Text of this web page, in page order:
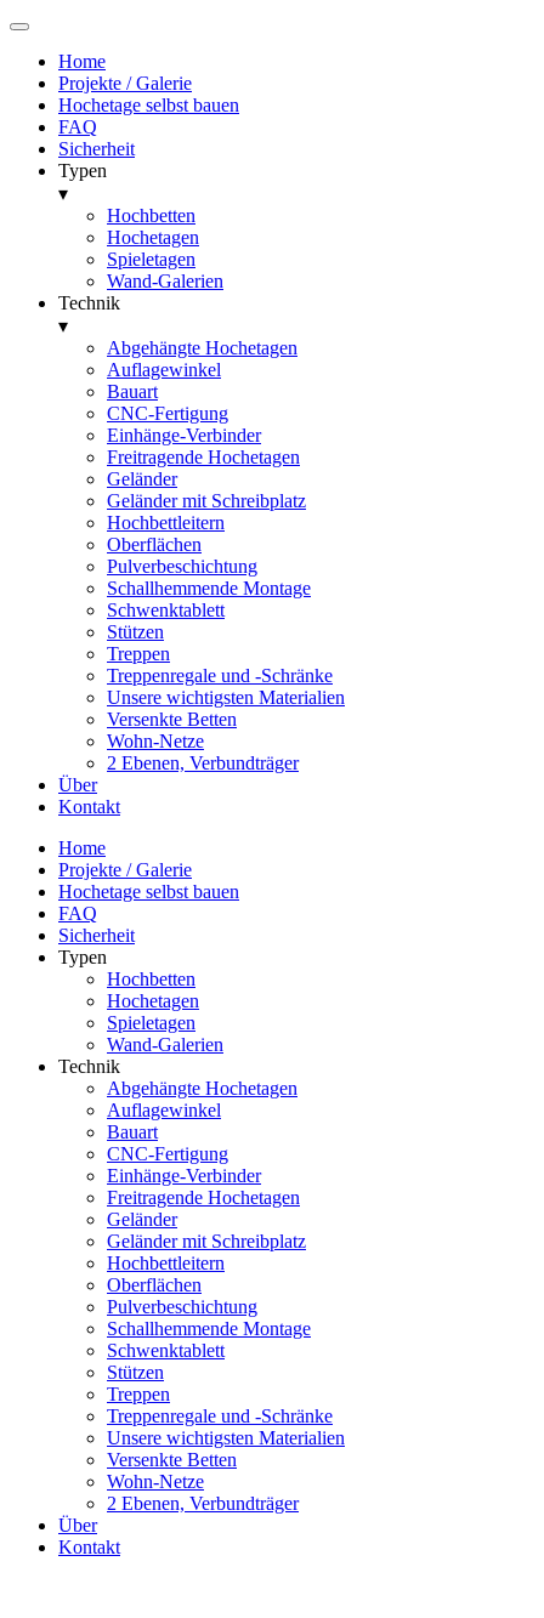
Home
Projekte / Galerie
Hochetage selbst bauen
FAQ
Sicherheit
Typen
▾
Hochbetten
Hochetagen
Spieletagen
Wand-Galerien
Technik
▾
Abgehängte Hochetagen
Auflagewinkel
Bauart
CNC-Fertigung
Einhänge-Verbinder
Freitragende Hochetagen
Geländer
Geländer mit Schreibplatz
Hochbettleitern
Oberflächen
Pulverbeschichtung
Schallhemmende Montage
Schwenktablett
Stützen
Treppen
Treppenregale und -Schränke
Unsere wichtigsten Materialien
Versenkte Betten
Wohn-Netze
2 Ebenen, Verbundträger
Über
Kontakt
Home
Projekte / Galerie
Hochetage selbst bauen
FAQ
Sicherheit
Typen
Hochbetten
Hochetagen
Spieletagen
Wand-Galerien
Technik
Abgehängte Hochetagen
Auflagewinkel
Bauart
CNC-Fertigung
Einhänge-Verbinder
Freitragende Hochetagen
Geländer
Geländer mit Schreibplatz
Hochbettleitern
Oberflächen
Pulverbeschichtung
Schallhemmende Montage
Schwenktablett
Stützen
Treppen
Treppenregale und -Schränke
Unsere wichtigsten Materialien
Versenkte Betten
Wohn-Netze
2 Ebenen, Verbundträger
Über
Kontakt